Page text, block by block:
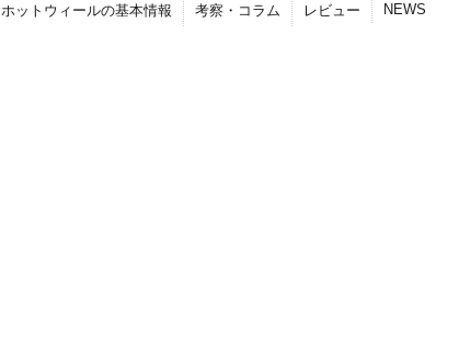
ホットウィールの基本情報 考察・コラム レビュー NEWS